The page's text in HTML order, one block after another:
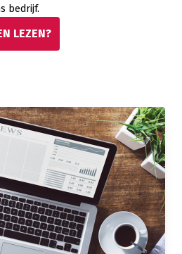
bedrijf.
LEZEN?